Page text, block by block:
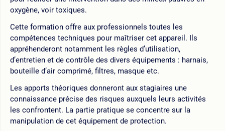
oxygène, voir toxiques.
Cette formation offre aux professionnels toutes les
compétences techniques pour maîtriser cet appareil. Ils
appréhenderont notamment les règles d’utilisation,
d’entretien et de contrôle des divers équipements : harnais,
bouteille d’air comprimé, filtres, masque etc.
Les apports théoriques donneront aux stagiaires une
connaissance précise des risques auxquels leurs activités
les confrontent. La partie pratique se concentre sur la
manipulation de cet équipement de protection.